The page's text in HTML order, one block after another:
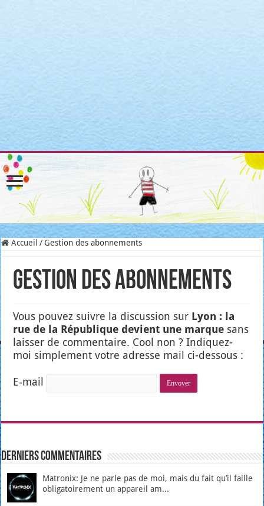
: Attempt to read property "post_type" on null in
/home/clients/3a3c8cae3088c621098b274e6da68c7c/sites/
includes/link-template.php
4190
Accueil / Gestion des abonnements
Gestion des abonnements
Vous pou­vez suivre la dis­cus­sion sur Lyon : la
rue de la Répu­blique devient une marque sans
lais­ser de com­men­taire. Cool non ? Indi­quez-
moi sim­ple­ment votre adresse mail ci-des­sous :
E‑mail
Derniers Commentaires
Matronix: Je ne parle pas de moi, mais du fait qu’il faille
obligatoirement un appareil am...